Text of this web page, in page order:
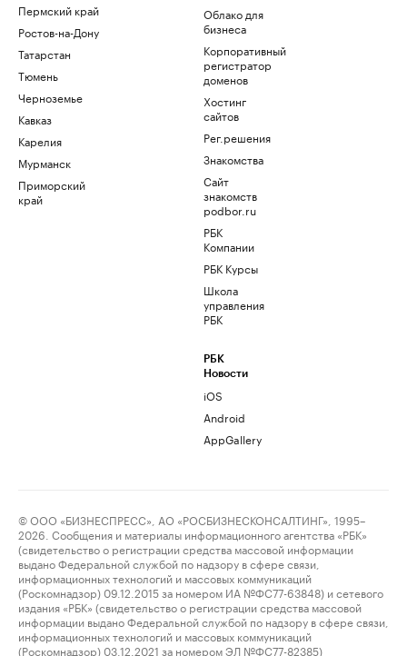
Пермский край
Ростов-на-Дону
Татарстан
Тюмень
Черноземье
Кавказ
Карелия
Мурманск
Приморский
край
Облако для
бизнеса
Корпоративный
регистратор
доменов
Хостинг
сайтов
Рег.решения
Знакомства
Сайт
знакомств
podbor.ru
РБК
Компании
РБК Курсы
Школа
управления
РБК
РБК
Новости
iOS
Android
AppGallery
© ООО «БИЗНЕСПРЕСС», АО «РОСБИЗНЕСКОНСАЛТИНГ», 1995–
2026. Сообщения и материалы информационного агентства «РБК»
(свидетельство о регистрации средства массовой информации
выдано Федеральной службой по надзору в сфере связи,
информационных технологий и массовых коммуникаций
(Роскомнадзор) 09.12.2015 за номером ИА №ФС77-63848) и сетевого
издания «РБК» (свидетельство о регистрации средства массовой
информации выдано Федеральной службой по надзору в сфере связи,
информационных технологий и массовых коммуникаций
(Роскомнадзор) 03.12.2021 за номером ЭЛ №ФС77-82385)